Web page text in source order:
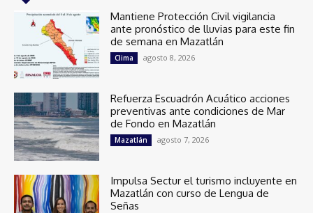
Mantiene Protección Civil vigilancia
ante pronóstico de lluvias para este fin
de semana en Mazatlán
Clima agosto 8, 2026
Refuerza Escuadrón Acuático acciones
preventivas ante condiciones de Mar
de Fondo en Mazatlán
Mazatlán agosto 7, 2026
Impulsa Sectur el turismo incluyente en
Mazatlán con curso de Lengua de
Señas